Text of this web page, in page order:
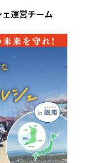
・沖縄
秋田 山形
山梨 長野
兵庫 奈良
運営チーム